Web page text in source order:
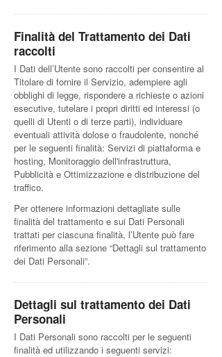
Finalità del Trattamento dei Dati
raccolti
I Dati dell’Utente sono raccolti per consentire al
Titolare di fornire il Servizio, adempiere agli
obblighi di legge, rispondere a richieste o azioni
esecutive, tutelare i propri diritti ed interessi (o
quelli di Utenti o di terze parti), individuare
eventuali attività dolose o fraudolente, nonché
per le seguenti finalità: Servizi di piattaforma e
hosting, Monitoraggio dell'infrastruttura,
Pubblicità e Ottimizzazione e distribuzione del
traffico.
Per ottenere informazioni dettagliate sulle
finalità del trattamento e sui Dati Personali
trattati per ciascuna finalità, l’Utente può fare
riferimento alla sezione “Dettagli sul trattamento
dei Dati Personali”.
Dettagli sul trattamento dei Dati
Personali
I Dati Personali sono raccolti per le seguenti
finalità ed utilizzando i seguenti servizi: